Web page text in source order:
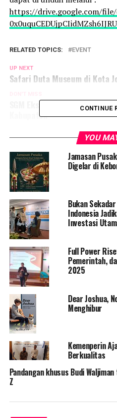
https://drive.google.com/
RELATED TOPICS: EVENT
UP NEXT
Safari Duta Museum di Kota
SGM Eksplor Maksimalkan
Kabupaten
CONTINUE
YOU
Jamasan
Digelar di
Bukan
Indonesia
Investasi
Full Power
Pemerintah,
2025
Dear Joshua,
Menghibur
Kemenperin
Berkualitas
Pandangan khusus Budi
Z